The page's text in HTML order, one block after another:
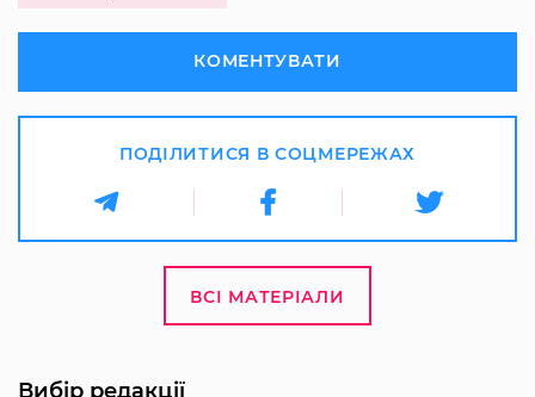
КОМЕНТУВАТИ
ПОДІЛИТИСЯ В СОЦМЕРЕЖАХ
ВСІ МАТЕРІАЛИ
Вибір редакції